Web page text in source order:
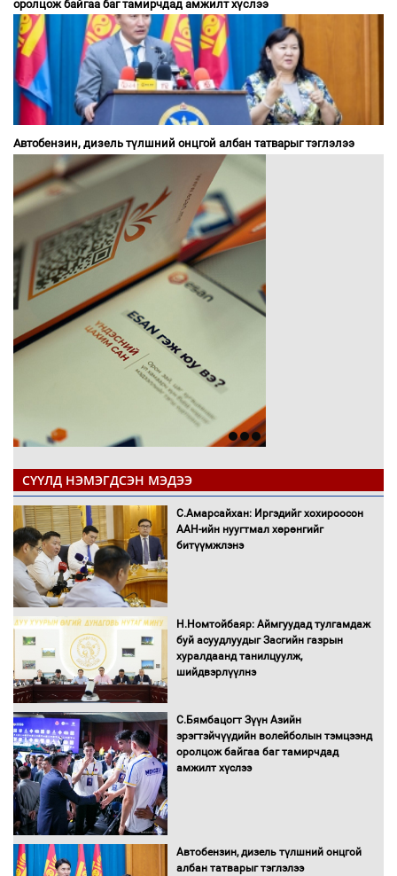
оролцож байгаа баг тамирчдад амжилт хүслээ
Автобензин, дизель түлшний онцгой албан татварыг тэглэлээ
СҮҮЛД НЭМЭГДСЭН МЭДЭЭ
С.Амарсайхан: Иргэдийг хохироосон
ААН-ийн нуугтмал хөрөнгийг
битүүмжлэнэ
Н.Номтойбаяр: Аймгуудад тулгамдаж
буй асуудлуудыг Засгийн газрын
хуралдаанд танилцуулж,
шийдвэрлүүлнэ
С.Бямбацогт Зүүн Азийн
эрэгтэйчүүдийн волейболын тэмцээнд
оролцож байгаа баг тамирчдад
амжилт хүслээ
Автобензин, дизель түлшний онцгой
албан татварыг тэглэлээ